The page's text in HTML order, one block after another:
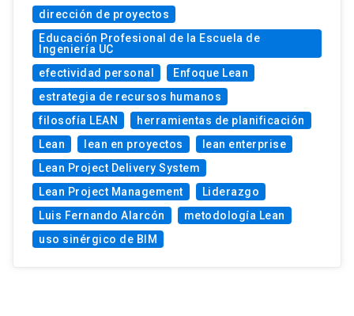
dirección de proyectos
Educación Profesional de la Escuela de
Ingeniería UC
efectividad personal
Enfoque Lean
estrategia de recursos humanos
filosofía LEAN
herramientas de planificación
Lean
lean en proyectos
lean enterprise
Lean Project Delivery System
Lean Project Management
Liderazgo
Luis Fernando Alarcón
metodología Lean
uso sinérgico de BIM